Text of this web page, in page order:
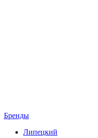
Бренды
Липецкий